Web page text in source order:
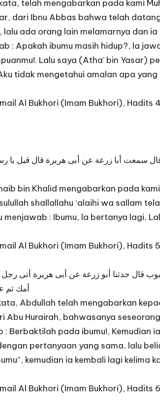
telah mengabarkan pada kami
dari Ibnu Abbas bahwa telah
ada orang lain melamarnya dan
: Apakah ibumu masih hidup?, la
Lalu saya (Atha’ bin Yasar)
tidak mengetahui amalan apa
Al Bukhori (Imam Bukhori), Hadits
سمعت أبا زرعة عن أبى هريرة قال قيل يا
bin Khalid mengabarkan pada
shallallahu ‘alaihi wa sallam
: Ibumu, la bertanya lagi,
Al Bukhori (Imam Bukhori), Hadits
قال حدثنا أبو زرعة عن أبى هريرة أتى
أمك ثم
Abdullah telah mengabarkan
Abu Hurairah, bahwasanya
Berbaktilah pada ibumu!, Kemudian
pertanyaan yang sama, lalu
kemudian ia kembali lagi kelima
Al Bukhori (Imam Bukhori), Hadits